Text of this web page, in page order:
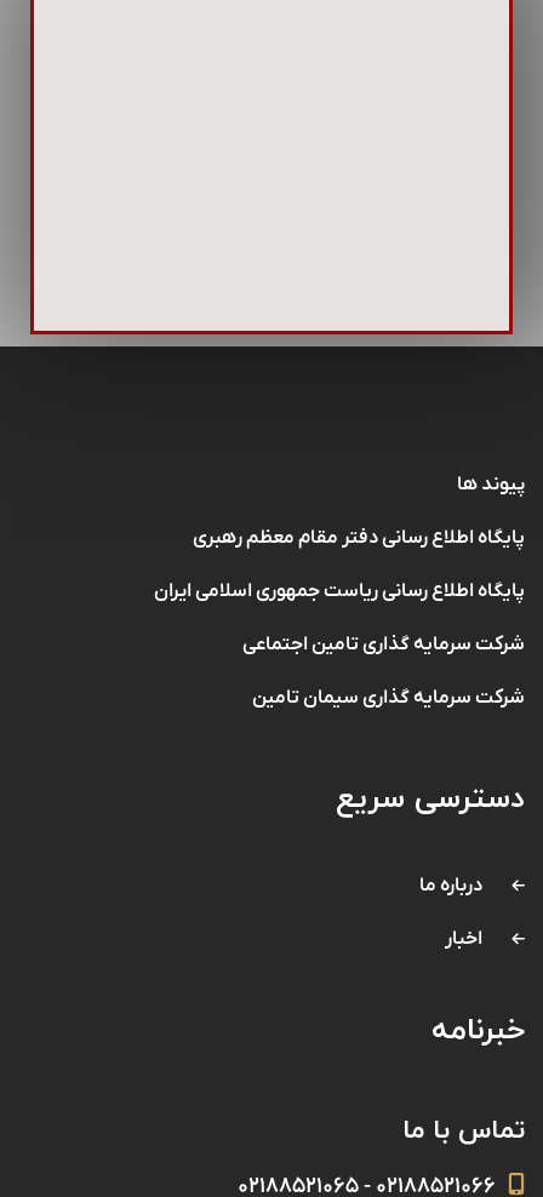
پیوند ها
پایگاه اطلاع رسانی دفتر مقام معظم رهبری
پایگاه اطلاع رسانی ریاست جمهوری اسلامی ایران
شرکت سرمایه گذاری تامین اجتماعی
شرکت سرمایه گذاری سیمان تامین
دسترسی سریع
درباره ما
اخبار
خبرنامه
تماس با ما
۰۲۱۸۸۵۲۱۰۶۶ - ۰۲۱۸۸۵۲۱۰۶۵